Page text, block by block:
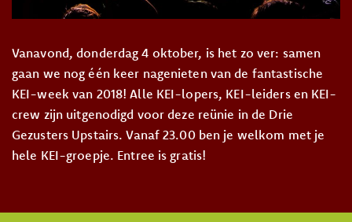
Vanavond, donderdag 4 oktober, is het zo ver: samen
gaan we nog één keer nagenieten van de fantastische
KEI-week van 2018! Alle KEI-lopers, KEI-leiders en KEI-
crew zijn uitgenodigd voor deze reünie in de Drie
Gezusters Upstairs. Vanaf 23.00 ben je welkom met je
hele KEI-groepje. Entree is gratis!